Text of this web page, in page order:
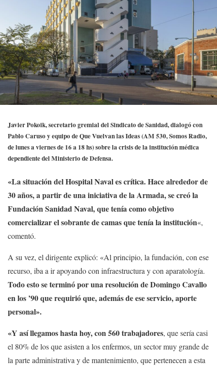
Javier Pokoik, secretario gremial del Sindicato de Sanidad, dialogó con
Pablo Caruso y equipo de Que Vuelvan las Ideas (AM 530, Somos Radio,
de lunes a viernes de 16 a 18 hs) sobre la crisis de la institución médica
dependiente del Ministerio de Defensa.
«La situación del Hospital Naval es crítica. Hace alrededor de
30 años, a partir de una iniciativa de la Armada, se creó la
Fundación Sanidad Naval, que tenía como objetivo
comercializar el sobrante de camas que tenía la institución«,
comentó.
A su vez, el dirigente explicó: «Al principio, la fundación, con ese
recurso, iba a ir apoyando con infraestructura y con aparatología.
Todo esto se terminó por una resolución de Domingo Cavallo
en los ’90 que requirió que, además de ese servicio, aporte
personal».
«Y así llegamos hasta hoy, con 560 trabajadores, que sería casi
el 80% de los que asisten a los enfermos, un sector muy grande de
la parte administrativa y de mantenimiento, que pertenecen a esta